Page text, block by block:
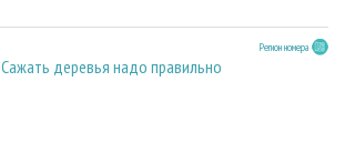
Регион номера
Сажать деревья надо правильно